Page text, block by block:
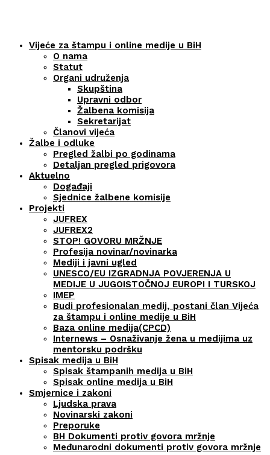
Vijeće za štampu i online medije u BiH
O nama
Statut
Organi udruženja
Skupština
Upravni odbor
Žalbena komisija
Sekretarijat
Članovi vijeća
Žalbe i odluke
Pregled žalbi po godinama
Detaljan pregled prigovora
Aktuelno
Događaji
Sjednice žalbene komisije
Projekti
JUFREX
JUFREX2
STOP! GOVORU MRŽNJE
Profesija novinar/novinarka
Mediji i javni ugled
UNESCO/EU IZGRADNJA POVJERENJA U
MEDIJE U JUGOISTOČNOJ EUROPI I TURSKOJ
IMEP
Budi profesionalan medij, postani član Vijeća
za štampu i online medije u BiH
Baza online medija(CPCD)
Internews – Osnaživanje žena u medijima uz
mentorsku podršku
Spisak medija u BiH
Spisak štampanih medija u BiH
Spisak online medija u BiH
Smjernice i zakoni
Ljudska prava
Novinarski zakoni
Preporuke
BH Dokumenti protiv govora mržnje
Međunarodni dokumenti protiv govora mržnje